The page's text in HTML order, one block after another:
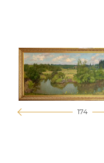
174